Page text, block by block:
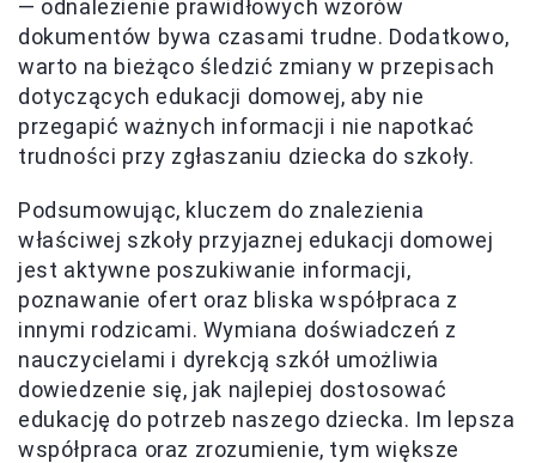
— odnalezienie prawidłowych wzorów
dokumentów bywa czasami trudne. Dodatkowo,
warto na bieżąco śledzić zmiany w przepisach
dotyczących edukacji domowej, aby nie
przegapić ważnych informacji i nie napotkać
trudności przy zgłaszaniu dziecka do szkoły.
Podsumowując, kluczem do znalezienia
właściwej szkoły przyjaznej edukacji domowej
jest aktywne poszukiwanie informacji,
poznawanie ofert oraz bliska współpraca z
innymi rodzicami. Wymiana doświadczeń z
nauczycielami i dyrekcją szkół umożliwia
dowiedzenie się, jak najlepiej dostosować
edukację do potrzeb naszego dziecka. Im lepsza
współpraca oraz zrozumienie, tym większe